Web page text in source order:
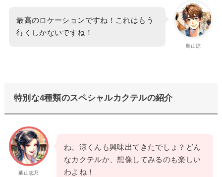
鳥山涼
最高のロケーションですね！これはもう
行くしかないですね！
特別な4種類のスペシャルカクテルの紹介
葉山志乃
ね、涼くんも興味出てきたでしょ？どん
なカクテルか、想像してみるのも楽しい
わよね！